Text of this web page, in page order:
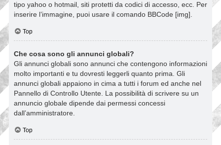
tipo yahoo o hotmail, siti protetti da codici di accesso, ecc. Per
inserire l’immagine, puoi usare il comando BBCode [img].
Top
Che cosa sono gli annunci globali?
Gli annunci globali sono annunci che contengono informazioni
molto importanti e tu dovresti leggerli quanto prima. Gli
annunci globali appaiono in cima a tutti i forum ed anche nel
Pannello di Controllo Utente. La possibilità di scrivere su un
annuncio globale dipende dai permessi concessi
dall’amministratore.
Top